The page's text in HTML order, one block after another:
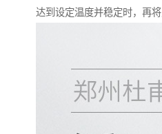
达到设定温度并稳定时，再